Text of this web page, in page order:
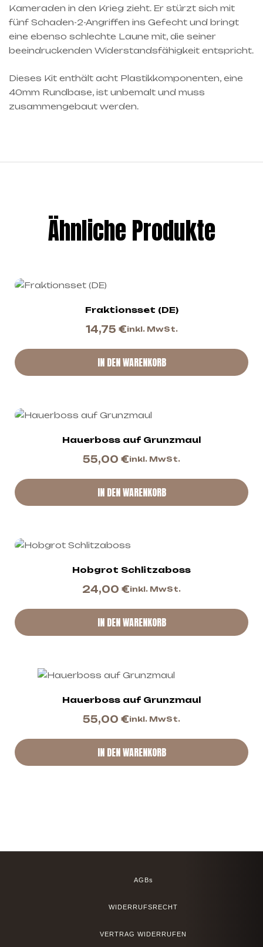
Kameraden in den Krieg zieht. Er stürzt sich mit
fünf Schaden-2-Angriffen ins Gefecht und bringt
eine ebenso schlechte Laune mit, die seiner
beeindruckenden Widerstandsfähigkeit entspricht.
Dieses Kit enthält acht Plastikkomponenten, eine
40mm Rundbase, ist unbemalt und muss
zusammengebaut werden.
Ähnliche Produkte
Fraktionsset (DE)
14,75 €inkl. MwSt.
IN DEN WARENKORB
Hauerboss auf Grunzmaul
55,00 €inkl. MwSt.
IN DEN WARENKORB
Hobgrot Schlitzaboss
24,00 €inkl. MwSt.
IN DEN WARENKORB
Hauerboss auf Grunzmaul
55,00 €inkl. MwSt.
IN DEN WARENKORB
AGBs
WIDERRUFSRECHT
VERTRAG WIDERRUFEN